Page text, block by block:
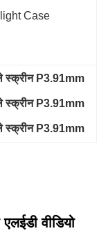
Case
स्क्रीन P3.91mm
स्क्रीन P3.91mm
स्क्रीन P3.91mm
वीडियो